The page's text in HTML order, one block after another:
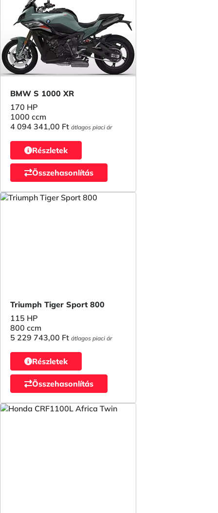
BMW S 1000 XR
170 HP
1000 ccm
4 094 341,00 Ft átlagos piaci ár
Részletek
Összehasonlítás
Triumph Tiger Sport 800
115 HP
800 ccm
5 229 743,00 Ft átlagos piaci ár
Részletek
Összehasonlítás